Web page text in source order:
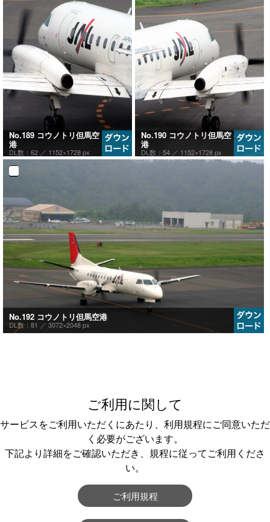
No.189 コウノトリ但馬空
港
DL数：62 ／ 1152×1728 px
No.190 コウノトリ但馬空
港
DL数：54 ／ 1152×1728 px
No.192 コウノトリ但馬空港
DL数：81 ／ 3072×2048 px
ご利用に関して
サービスをご利用いただくにあたり、利用規程にご同意いただ
く必要がございます。
下記より詳細をご確認いただき、規程に従ってご利用くださ
い。
ご利用規程